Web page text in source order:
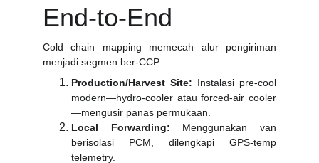
End-to-End
Cold chain mapping memecah alur pengiriman
menjadi segmen ber-CCP:
Production/Harvest Site: Instalasi pre-cool
modern—hydro-cooler atau forced-air cooler
—mengusir panas permukaan.
Local Forwarding: Menggunakan van
berisolasi PCM, dilengkapi GPS-temp
telemetry.